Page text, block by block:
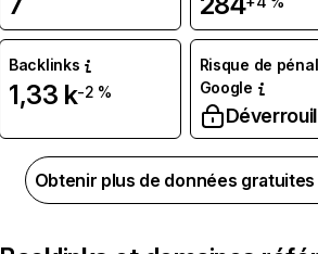
Backlinks
1,33 k-2 %
Risque de
Google
Obtenir plus de données